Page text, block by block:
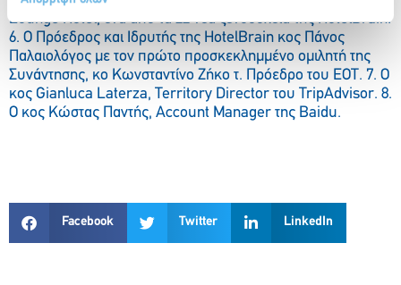
Lounge Hotel, ένα από τα 22 νέα ξενοδοχεία της HotelBrain.
6. O Πρόεδρος και Ιδρυτής της HotelBrain κος Πάνος
Παλαιολόγος με τον πρώτο προσκεκλημμένο ομιλητή της
Συνάντησης, κο Κωνσταντίνο Ζήκο τ. Πρόεδρο του ΕΟΤ. 7. Ο
κος Gianluca Laterza, Territory Director του TripAdvisor. 8.
O κος Κώστας Παντής, Account Manager της Baidu.
Facebook Twitter LinkedIn